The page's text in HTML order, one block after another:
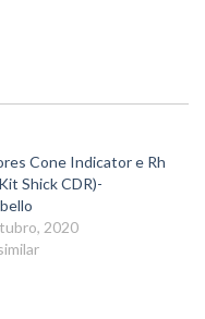
Cone Indicator e Rh
Shick CDR)-
2020